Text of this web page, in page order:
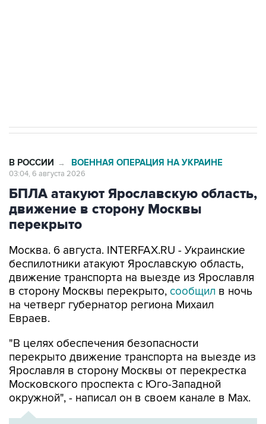
В РОССИИ → ВОЕННАЯ ОПЕРАЦИЯ НА УКРАИНЕ
03:04, 6 августа 2026
БПЛА атакуют Ярославскую область,
движение в сторону Москвы
перекрыто
Москва. 6 августа. INTERFAX.RU - Украинские
беспилотники атакуют Ярославскую область,
движение транспорта на выезде из Ярославля
в сторону Москвы перекрыто, сообщил в ночь
на четверг губернатор региона Михаил
Евраев.
"В целях обеспечения безопасности
перекрыто движение транспорта на выезде из
Ярославля в сторону Москвы от перекрестка
Московского проспекта с Юго-Западной
окружной", - написал он в своем канале в Мах.